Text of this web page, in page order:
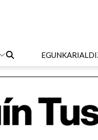
EGUNKARI